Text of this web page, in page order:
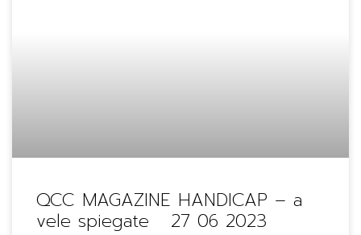
QCC MAGAZINE HANDICAP – a
vele spiegate 27 06 2023